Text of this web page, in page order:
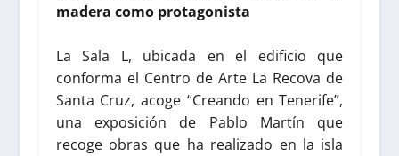
madera como protagonista
La Sala L, ubicada en el edificio que
conforma el Centro de Arte La Recova de
Santa Cruz, acoge “Creando en Tenerife”,
una exposición de Pablo Martín que
recoge obras que ha realizado en la isla